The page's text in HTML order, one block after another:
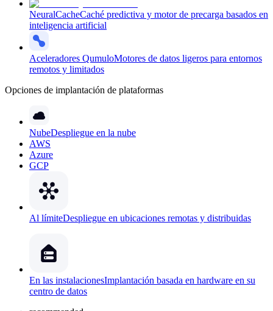
NeuralCacheCaché predictiva y motor de precarga basados en
inteligencia artificial
Aceleradores QumuloMotores de datos ligeros para entornos
remotos y limitados
Opciones de implantación de plataformas
NubeDespliegue en la nube
AWS
Azure
GCP
Al límiteDespliegue en ubicaciones remotas y distribuidas
En las instalacionesImplantación basada en hardware en su
centro de datos